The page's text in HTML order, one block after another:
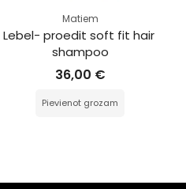
Matiem
Lebel- proedit soft fit hair
shampoo
36,00 €
Pievienot grozam